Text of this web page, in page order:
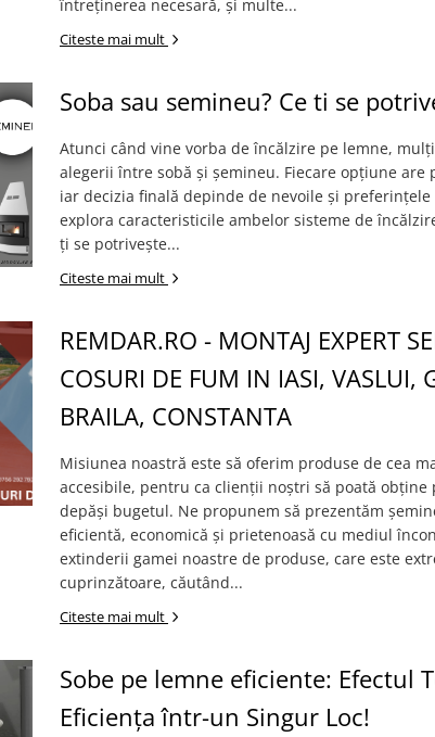
întreținerea necesară, și multe...
Citeste mai mult
Soba sau semineu? Ce ti se
Atunci când vine vorba de încălzire pe lemne,
alegerii între sobă și șemineu. Fiecare opțiune are
iar decizia finală depinde de nevoile și
explora caracteristicile ambelor sisteme de
ți se potrivește...
Citeste mai mult
REMDAR.RO - MONTAJ EXPERT
COSURI DE FUM IN IASI, VASLUI,
BRAILA, CONSTANTA
Misiunea noastră este să oferim produse de cea
accesibile, pentru ca clienții noștri să poată
depăși bugetul. Ne propunem să prezentăm
eficientă, economică și prietenoasă cu mediul
extinderii gamei noastre de produse, care este
cuprinzătoare, căutând...
Citeste mai mult
Sobe pe lemne eficiente: Efectul
Eficiența într-un Singur Loc!